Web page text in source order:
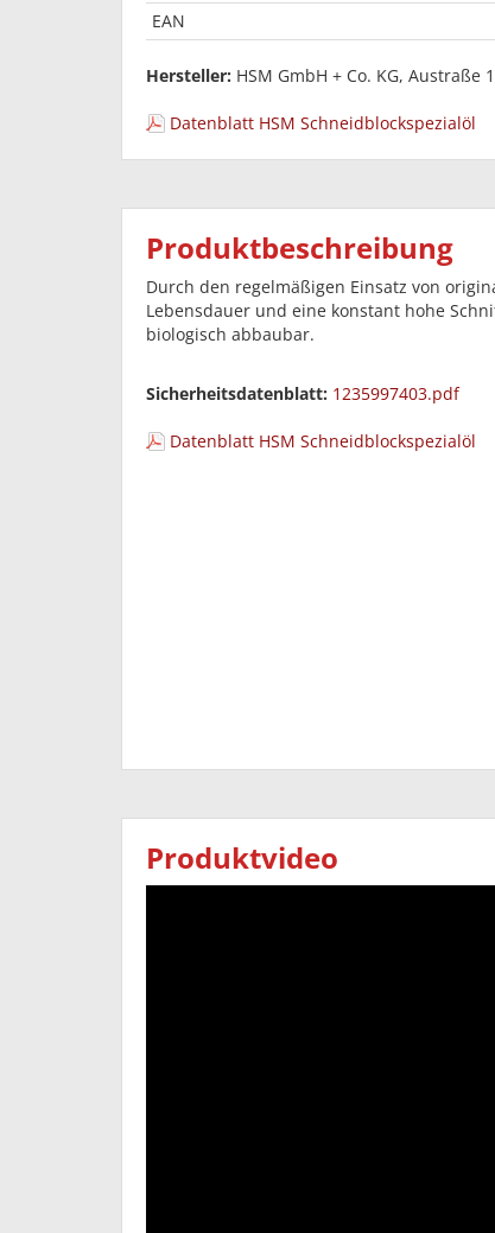
EAN
Hersteller: HSM GmbH + Co. KG,
Datenblatt HSM Schneidblockspezialöl
Produktbeschreibung
Durch den regelmäßigen Einsatz von
Lebensdauer und eine konstant hohe
biologisch abbaubar.
Sicherheitsdatenblatt: 1235997403.pdf
Datenblatt HSM Schneidblockspezialöl
Produktvideo